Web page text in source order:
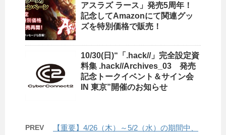
アスラズ ラース」発売5周年！
記念してAmazonにて関連グッ
ズを特別価格で販売！
10/30(日)“「.hack//」完全設定資
料集 .hack//Archives_03 発売
記念トークイベント＆サイン会
IN 東京”開催のお知らせ
PREV
【重要】4/26（木）～5/2（水）の期間中、